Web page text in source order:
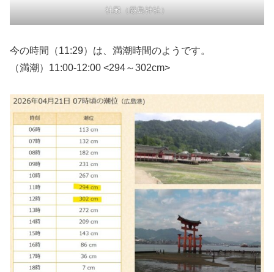
社殿（厳島神社）
今の時間（11:29）は、満潮時間のようです。
（満潮）11:00-12:00 <294～302cm>